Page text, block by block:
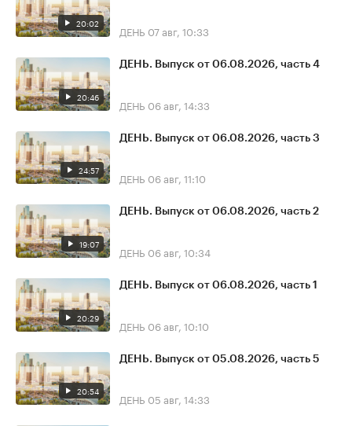
20:02 ДЕНЬ 07 авг, 10:33
20:46
ДЕНЬ. Выпуск от 06.08.2026, часть 4
ДЕНЬ 06 авг, 14:33
24:57
ДЕНЬ. Выпуск от 06.08.2026, часть 3
ДЕНЬ 06 авг, 11:10
19:07
ДЕНЬ. Выпуск от 06.08.2026, часть 2
ДЕНЬ 06 авг, 10:34
20:29
ДЕНЬ. Выпуск от 06.08.2026, часть 1
ДЕНЬ 06 авг, 10:10
20:54
ДЕНЬ. Выпуск от 05.08.2026, часть 5
ДЕНЬ 05 авг, 14:33